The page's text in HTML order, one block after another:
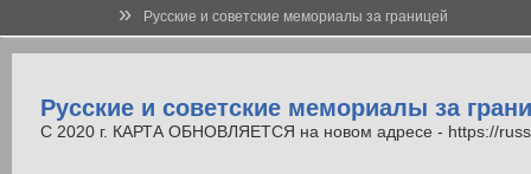
» Русские и советские мемориалы за границей
Русские и советские мемориалы за
С 2020 г. КАРТА ОБНОВЛЯЕТСЯ на новом адресе - https://